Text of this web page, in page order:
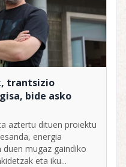
trantsizio
bide asko
aztertu dituen proiektu
energia
mugaz gaindiko
eta iku...